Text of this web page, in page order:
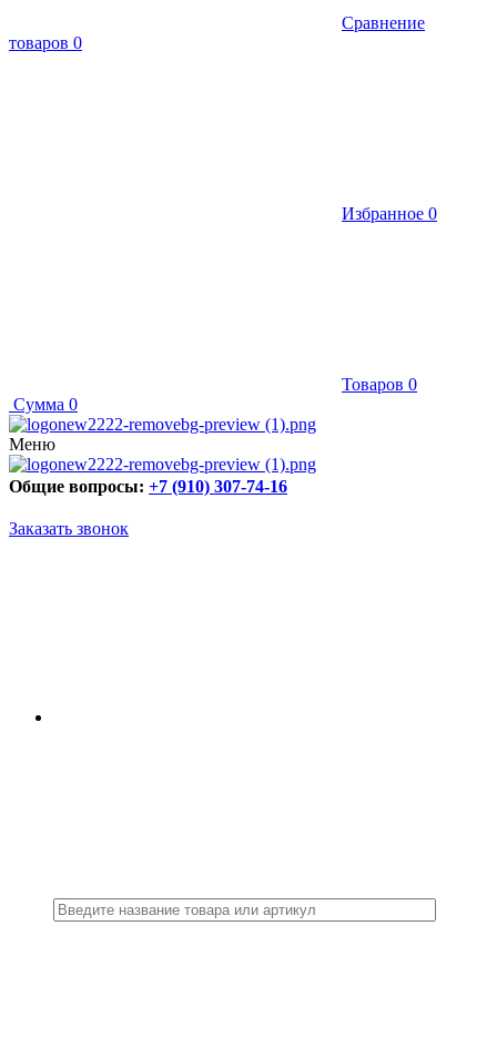
Сравнение
товаров 0
Избранное 0
Товаров 0
Сумма 0
Меню
Общие вопросы: +7 (910) 307-74-16
Заказать звонок